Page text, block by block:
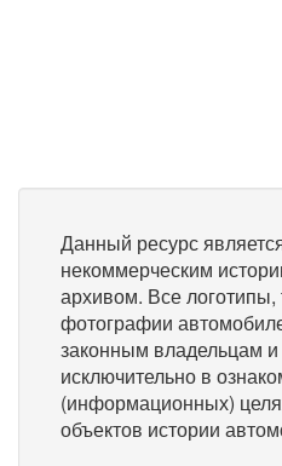
Данный ресурс
некоммерческим
архивом. Все
фотографии
законным владельцам и
исключительно в
(информационных)
объектов истории